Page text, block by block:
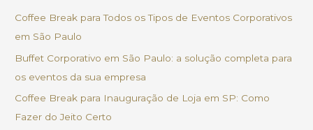
p
o
Coffee Break para Todos os Tipos de Eventos Corporativos
em São Paulo
Buffet Corporativo em São Paulo: a solução completa para
os eventos da sua empresa
Coffee Break para Inauguração de Loja em SP: Como
Fazer do Jeito Certo